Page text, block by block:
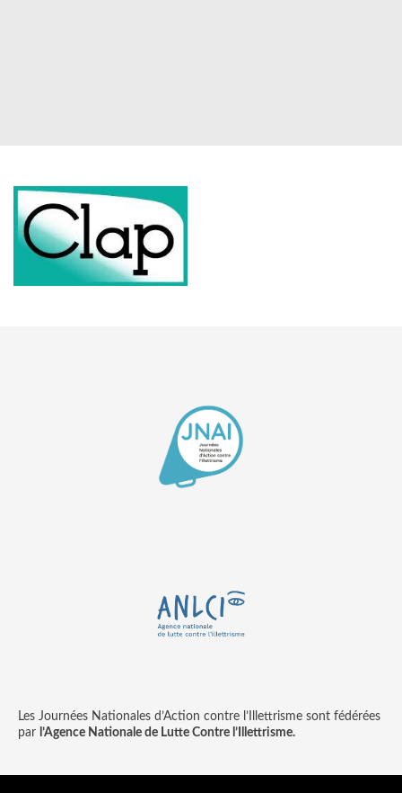
Les Journées Nationales d’Action contre l’Illettrisme sont fédérées
par l’Agence Nationale de Lutte Contre l’Illettrisme.